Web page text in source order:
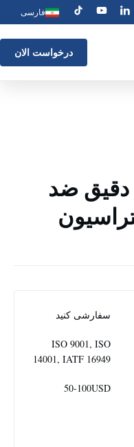
فارسی
درخواست الان
ضد
سفارشی کنید
ISO 9001, ISO
14001, IATF 16949
50-100USD